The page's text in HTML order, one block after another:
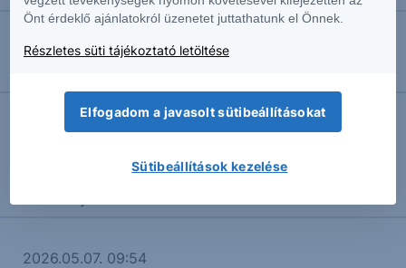
2026.05.22. 11:39
2026.05.21. 15:53
veszteségbe forduló adózott eredmény
2026.05.07. 09:54
Önt érdeklő ajánlatokról üzenetet juttathatunk el Önnek.
Részletes süti tájékoztató letöltése
Elfogadom a javasolt sütibeállításokat
Sütibeállítások kezelése